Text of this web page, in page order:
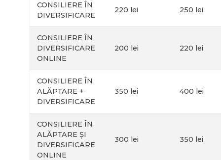
CONSILIERE ÎN
DIVERSIFICARE
220 lei 250 lei
CONSILIERE ÎN
DIVERSIFICARE
ONLINE
200 lei 220 lei
CONSILIERE ÎN
ALĂPTARE +
DIVERSIFICARE
350 lei 400 lei
CONSILIERE ÎN
ALĂPTARE ȘI
DIVERSIFICARE
ONLINE
300 lei 350 lei